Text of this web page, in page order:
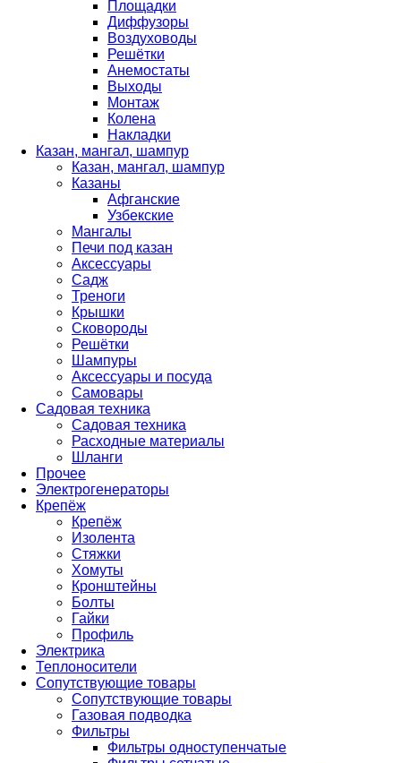
Площадки
Диффузоры
Воздуховоды
Решётки
Анемостаты
Выходы
Монтаж
Колена
Накладки
Казан, мангал, шампур
Казан, мангал, шампур
Казаны
Афганские
Узбекские
Мангалы
Печи под казан
Аксессуары
Садж
Треноги
Крышки
Сковороды
Решётки
Шампуры
Аксессуары и посуда
Самовары
Садовая техника
Садовая техника
Расходные материалы
Шланги
Прочее
Электрогенераторы
Крепёж
Крепёж
Изолента
Стяжки
Хомуты
Кронштейны
Болты
Гайки
Профиль
Электрика
Теплоносители
Сопутствующие товары
Сопутствующие товары
Газовая подводка
Фильтры
Фильтры одноступенчатые